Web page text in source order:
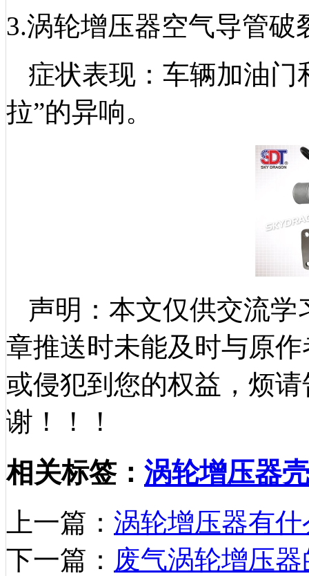
3.涡轮增压器空气导管破
症状表现：车辆加油门
拉”的异响。
声明：本文仅供交流
章推送时未能及时与原
或侵犯到您的权益，烦
谢！！！
相关标签： 涡轮增压器
上一篇： 涡轮增压器有
下一篇： 废气涡轮增压